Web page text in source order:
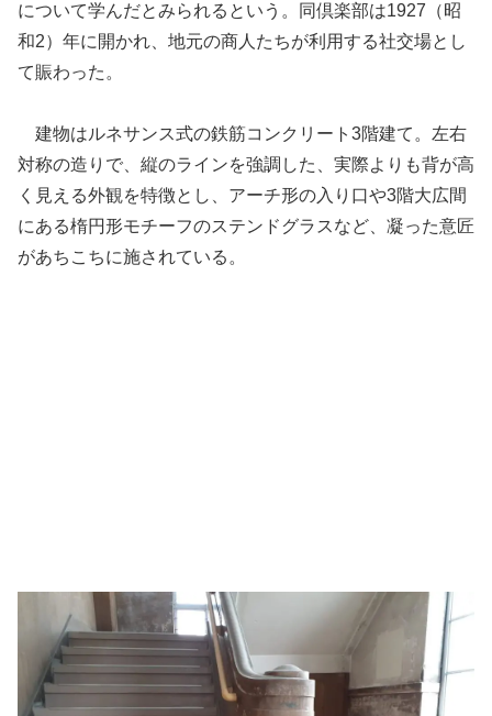
について学んだとみられるという。同倶楽部は1927（昭
和2）年に開かれ、地元の商人たちが利用する社交場とし
て賑わった。
建物はルネサンス式の鉄筋コンクリート3階建て。左右
対称の造りで、縦のラインを強調した、実際よりも背が高
く見える外観を特徴とし、アーチ形の入り口や3階大広間
にある楕円形モチーフのステンドグラスなど、凝った意匠
があちこちに施されている。